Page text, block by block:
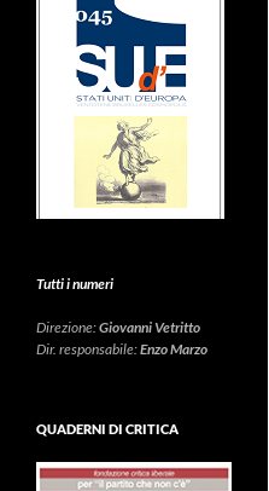
Tutti i numeri
Direzione:Giovanni Vetritto
Dir. responsabile:Enzo Marzo
QUADERNI DI CRITICA